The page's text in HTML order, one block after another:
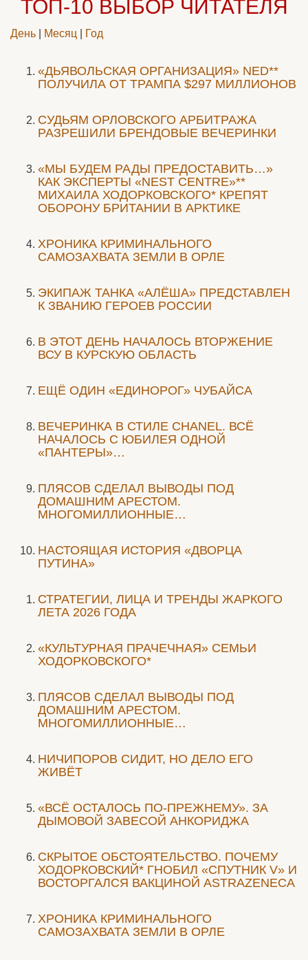
ТОП-10 ВЫБОР ЧИТАТЕЛЯ
День Месяц Год
«ДЬЯВОЛЬСКАЯ ОРГАНИЗАЦИЯ» NED**
ПОЛУЧИЛА ОТ ТРАМПА $297 МИЛЛИОНОВ
CУДЬЯМ ОРЛОВСКОГО АРБИТРАЖА
РАЗРЕШИЛИ БРЕНДОВЫЕ ВЕЧЕРИНКИ
«МЫ БУДЕМ РАДЫ ПРЕДОСТАВИТЬ…»
КАК ЭКСПЕРТЫ «NEST CENTRE»**
МИХАИЛА ХОДОРКОВСКОГО* КРЕПЯТ
ОБОРОНУ БРИТАНИИ В АРКТИКЕ
ХРОНИКА КРИМИНАЛЬНОГО
САМОЗАХВАТА ЗЕМЛИ В ОРЛЕ
ЭКИПАЖ ТАНКА «АЛЁША» ПРЕДСТАВЛЕН
К ЗВАНИЮ ГЕРОЕВ РОССИИ
В ЭТОТ ДЕНЬ НАЧАЛОСЬ ВТОРЖЕНИЕ
ВСУ В КУРСКУЮ ОБЛАСТЬ
ЕЩЁ ОДИН «ЕДИНОРОГ» ЧУБАЙСА
ВЕЧЕРИНКА В СТИЛЕ СHANEL. ВСЁ
НАЧАЛОСЬ С ЮБИЛЕЯ ОДНОЙ
«ПАНТЕРЫ»…
ПЛЯСОВ СДЕЛАЛ ВЫВОДЫ ПОД
ДОМАШНИМ АРЕСТОМ.
МНОГОМИЛЛИОННЫЕ…
НАСТОЯЩАЯ ИСТОРИЯ «ДВОРЦА
ПУТИНА»
СТРАТЕГИИ, ЛИЦА И ТРЕНДЫ ЖАРКОГО
ЛЕТА 2026 ГОДА
«КУЛЬТУРНАЯ ПРАЧЕЧНАЯ» СЕМЬИ
ХОДОРКОВСКОГО*
ПЛЯСОВ СДЕЛАЛ ВЫВОДЫ ПОД
ДОМАШНИМ АРЕСТОМ.
МНОГОМИЛЛИОННЫЕ…
НИЧИПОРОВ СИДИТ, НО ДЕЛО ЕГО
ЖИВЁТ
«ВСЁ ОСТАЛОСЬ ПО-ПРЕЖНЕМУ». ЗА
ДЫМОВОЙ ЗАВЕСОЙ АНКОРИДЖА
СКРЫТОЕ ОБСТОЯТЕЛЬСТВО. ПОЧЕМУ
ХОДОРКОВСКИЙ* ГНОБИЛ «СПУТНИК V» И
ВОСТОРГАЛСЯ ВАКЦИНОЙ ASTRAZENECA
ХРОНИКА КРИМИНАЛЬНОГО
САМОЗАХВАТА ЗЕМЛИ В ОРЛЕ